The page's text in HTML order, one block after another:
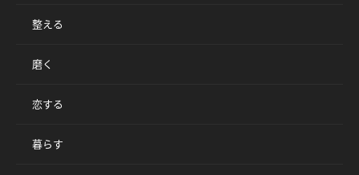
整える
磨く
恋する
暮らす